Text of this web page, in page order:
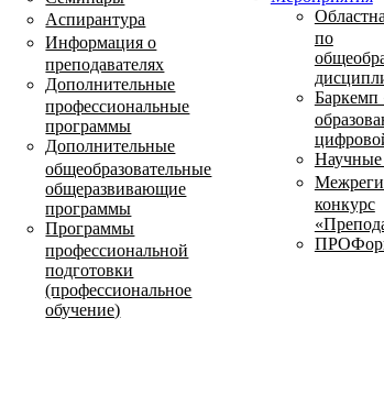
Аспирантура
Информация о
преподавателях
Дополнительные
профессиональные
программы
Дополнительные
общеобразовательные
общеразвивающие
программы
Программы
профессиональной
подготовки
(профессиональное
обучение)
по
Научные
конкурс